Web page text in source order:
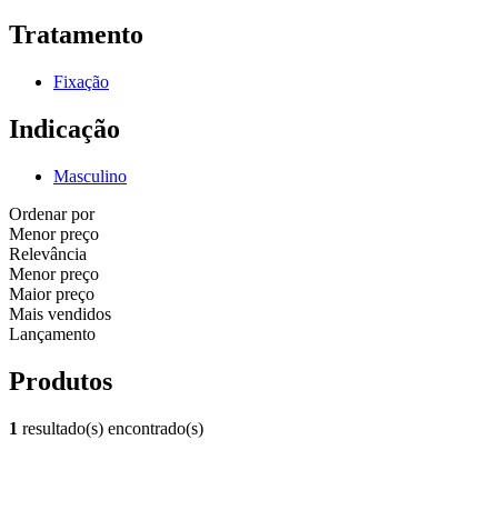
Tratamento
Fixação
Indicação
Masculino
Ordenar por
Menor preço
Relevância
Menor preço
Maior preço
Mais vendidos
Lançamento
Produtos
1 resultado(s) encontrado(s)